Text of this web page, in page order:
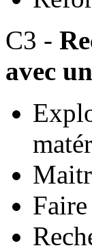
C3 -
avec